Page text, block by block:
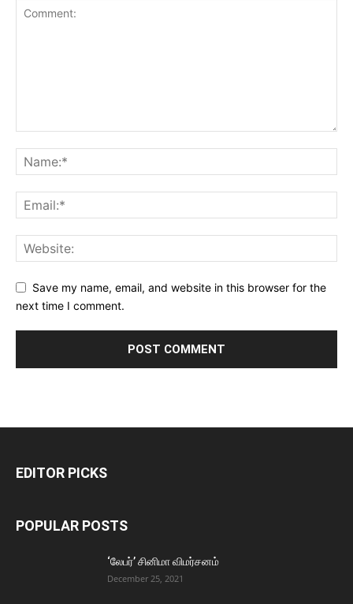
Save my name, email, and website in this browser for the
next time I comment.
EDITOR PICKS
POPULAR POSTS
‘லேபர்’ சினிமா விமர்சனம்
December 25, 2021